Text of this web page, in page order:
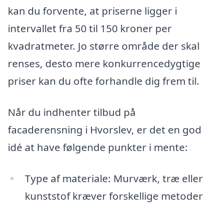
kan du forvente, at priserne ligger i
intervallet fra 50 til 150 kroner per
kvadratmeter. Jo større område der skal
renses, desto mere konkurrencedygtige
priser kan du ofte forhandle dig frem til.
Når du indhenter tilbud på
facaderensning i Hvorslev, er det en god
idé at have følgende punkter i mente:
Type af materiale: Murværk, træ eller
kunststof kræver forskellige metoder